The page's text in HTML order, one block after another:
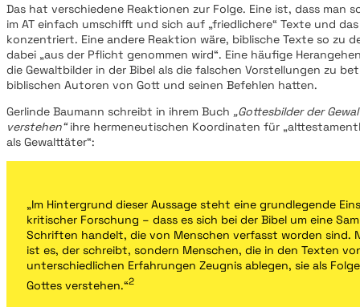
Das hat verschiedene Reaktionen zur Folge. Eine ist, dass man
im AT einfach umschifft und sich auf „friedlichere“ Texte und
konzentriert. Eine andere Reaktion wäre, biblische Texte so zu
dabei „aus der Pflicht genommen wird“. Eine häufige
die Gewaltbilder in der Bibel als die falschen Vorstellungen zu
biblischen Autoren von Gott und seinen Befehlen hatten.
Gerlinde Baumann schreibt in ihrem Buch „Gottesbilder der
verstehen“ihre hermeneutischen Koordinaten für
als Gewalttäter“:
„Im Hintergrund dieser Aussage steht eine grundlegende
kritischer Forschung – dass es sich bei der Bibel um eine
Schriften handelt, die von Menschen verfasst worden sind.
ist es, der schreibt, sondern Menschen, die in den Texten
unterschiedlichen Erfahrungen Zeugnis ablegen, sie als
Gottes verstehen.“2